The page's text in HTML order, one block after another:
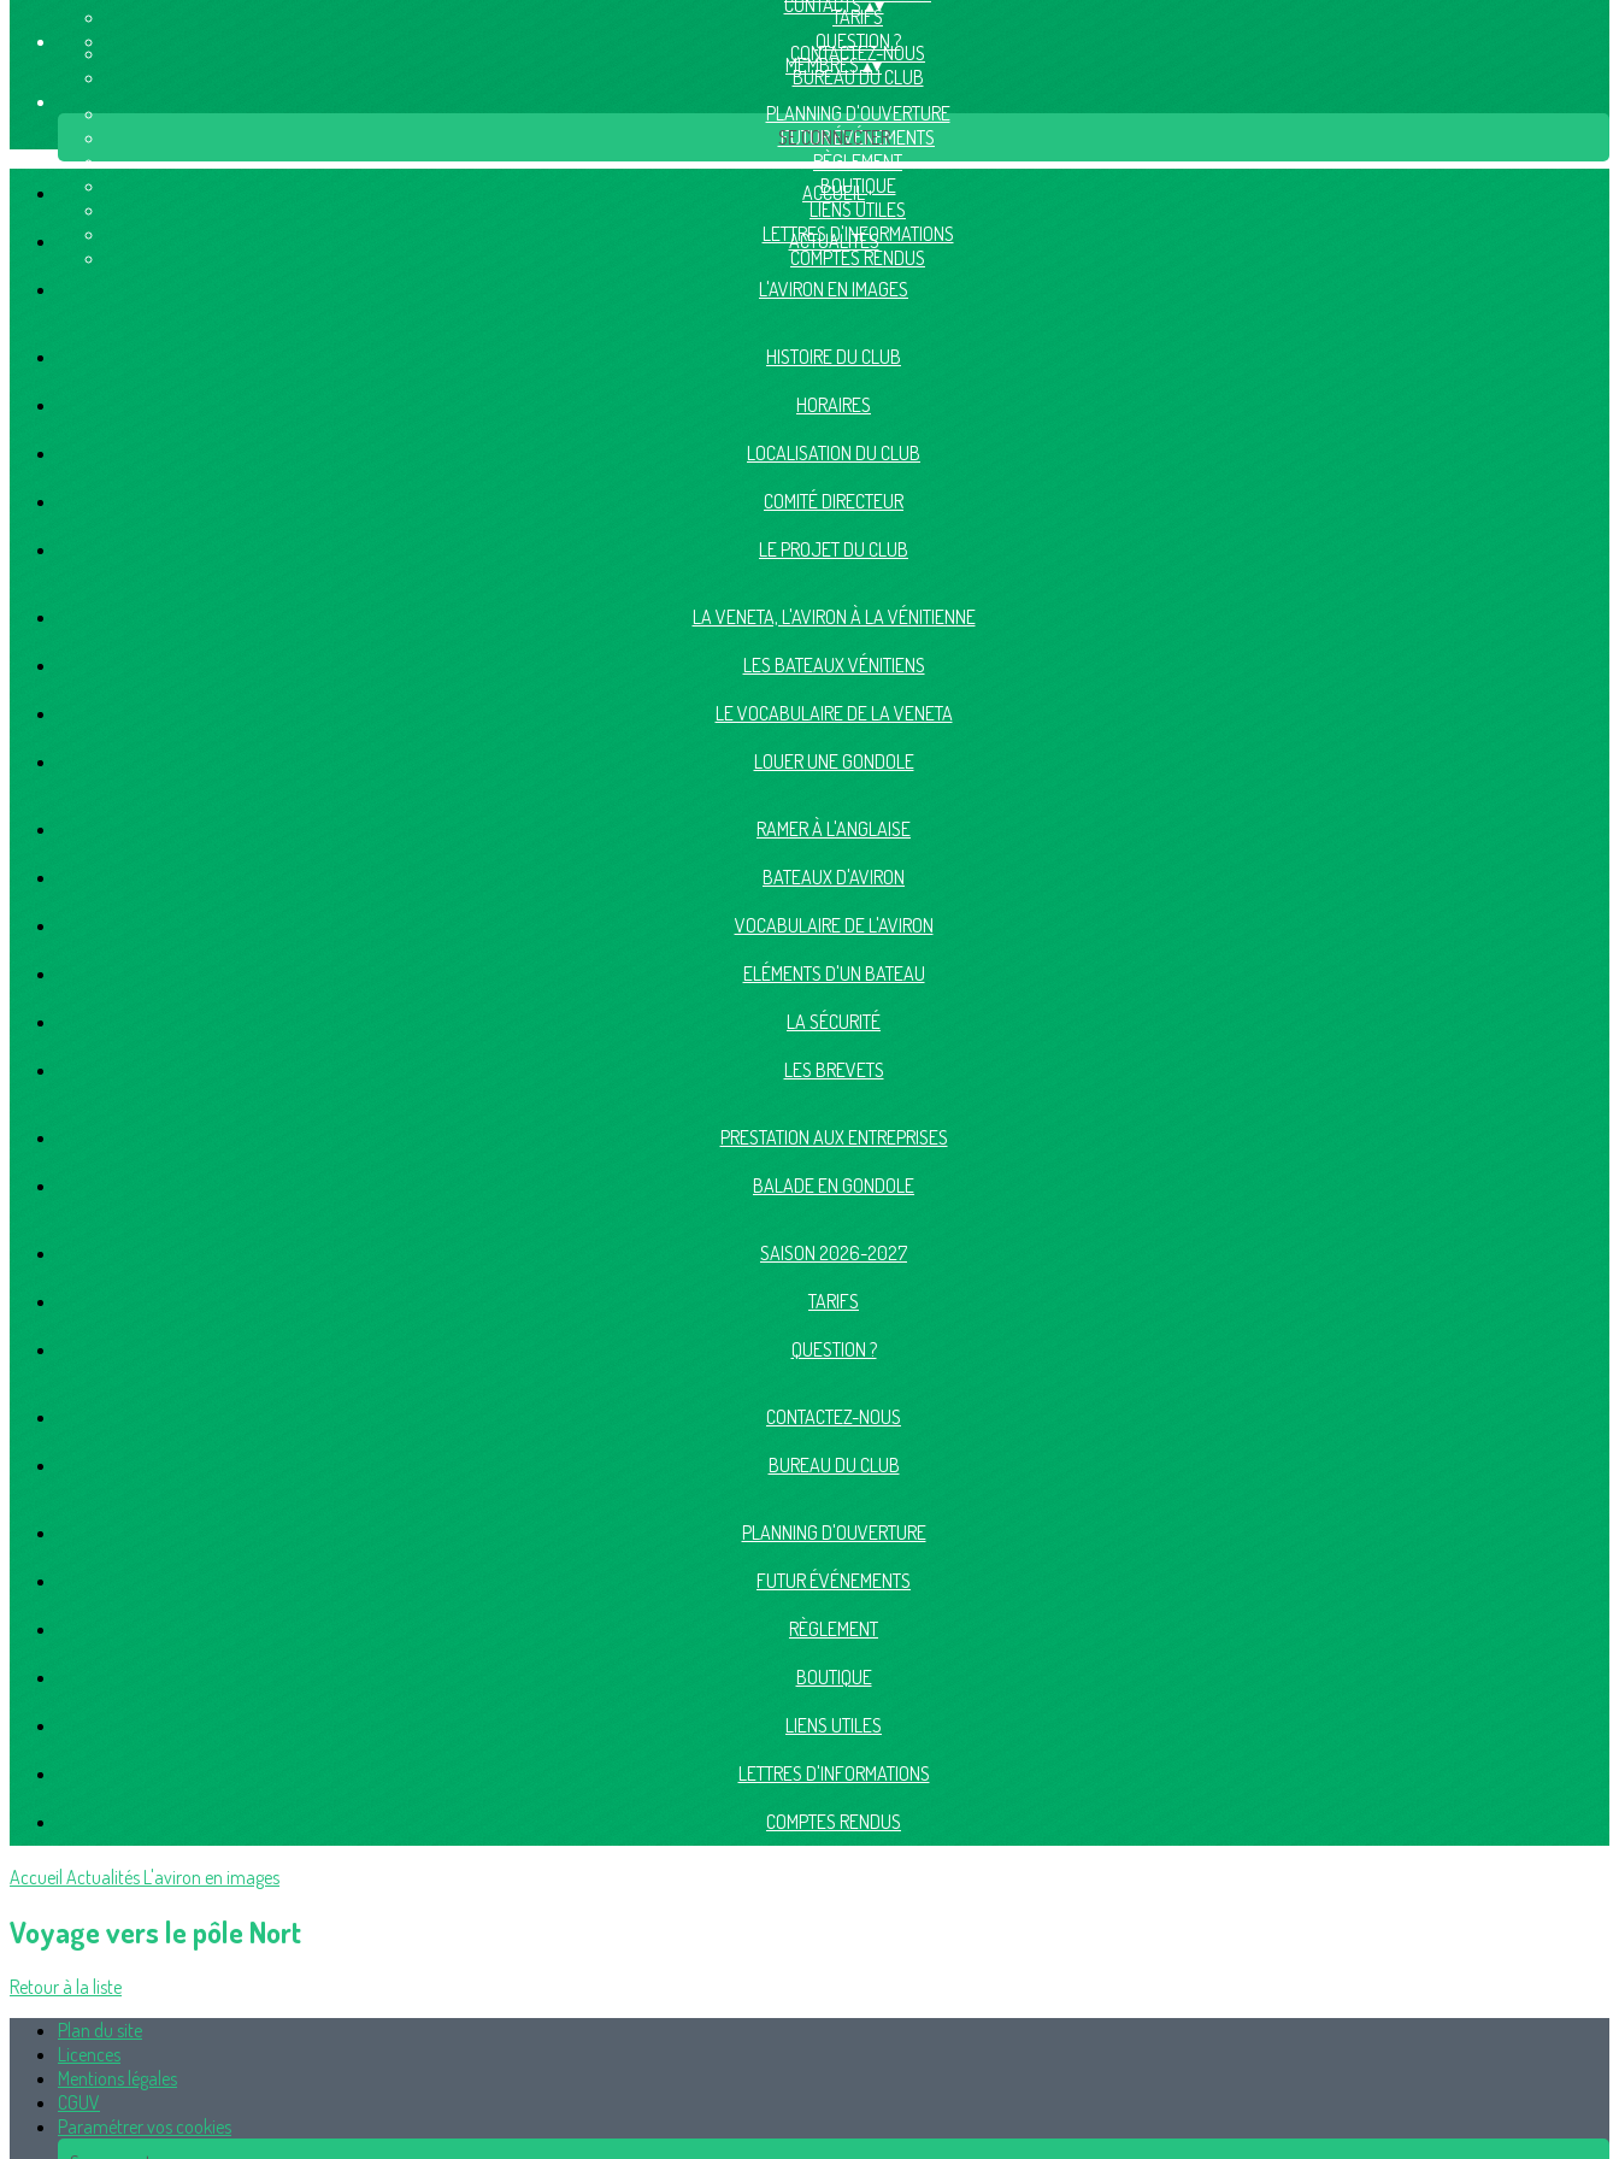
TARIFS
QUESTION ?
CONTACTS▴▾
CONTACTEZ-NOUS
BUREAU DU CLUB
MEMBRES▴▾
PLANNING D'OUVERTURE
FUTUR ÉVÉNEMENTS
RÈGLEMENT
BOUTIQUE
LIENS UTILES
LETTRES D'INFORMATIONS
COMPTES RENDUS
SE CONNECTER
ACCUEIL
ACTUALITÉS
L'AVIRON EN IMAGES
HISTOIRE DU CLUB
HORAIRES
LOCALISATION DU CLUB
COMITÉ DIRECTEUR
LE PROJET DU CLUB
LA VENETA, L'AVIRON À LA VÉNITIENNE
LES BATEAUX VÉNITIENS
LE VOCABULAIRE DE LA VENETA
LOUER UNE GONDOLE
RAMER À L'ANGLAISE
BATEAUX D'AVIRON
VOCABULAIRE DE L'AVIRON
ELÉMENTS D'UN BATEAU
LA SÉCURITÉ
LES BREVETS
PRESTATION AUX ENTREPRISES
BALADE EN GONDOLE
SAISON 2026-2027
TARIFS
QUESTION ?
CONTACTEZ-NOUS
BUREAU DU CLUB
PLANNING D'OUVERTURE
FUTUR ÉVÉNEMENTS
RÈGLEMENT
BOUTIQUE
LIENS UTILES
LETTRES D'INFORMATIONS
COMPTES RENDUS
Accueil ActualitésL'aviron en images
Voyage vers le pôle Nort
Retour à la liste
Plan du site
Licences
Mentions légales
CGUV
Paramétrer vos cookies